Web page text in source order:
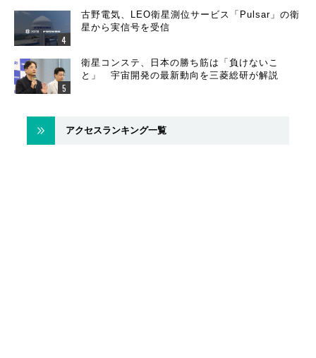
古野電気、LEO衛星測位サービス「Pulsar」の衛
星から実信号を受信
衛星コンステ、日本の勝ち筋は「負けないこ
と」 宇宙開発の最新動向を三菱総研が解説
アクセスランキング一覧